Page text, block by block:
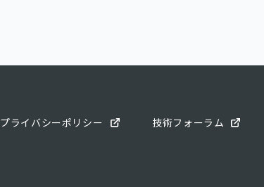
プライバシーポリシー 技術フォーラム